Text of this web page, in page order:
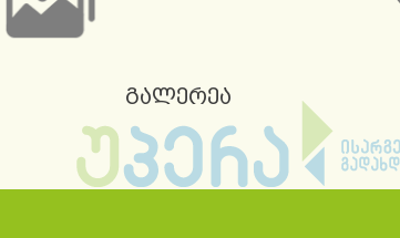
გალერეა